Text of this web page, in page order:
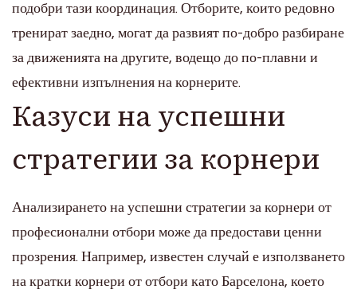
подобри тази координация. Отборите, които редовно
тренират заедно, могат да развият по-добро разбиране
за движенията на другите, водещо до по-плавни и
ефективни изпълнения на корнерите.
Казуси на успешни
стратегии за корнери
Анализирането на успешни стратегии за корнери от
професионални отбори може да предостави ценни
прозрения. Например, известен случай е използването
на кратки корнери от отбори като Барселона, което